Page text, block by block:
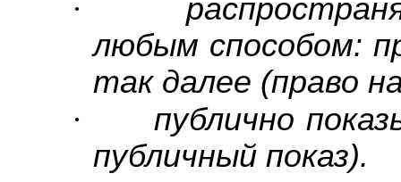
·
любым способом:
так далее (право
·
публично
публичный показ).